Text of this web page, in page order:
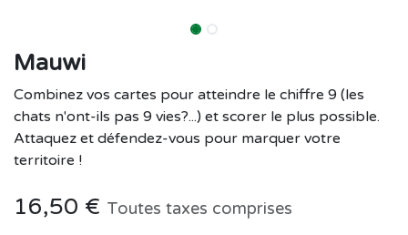
Mauwi
Combinez vos cartes pour atteindre le chiffre 9 (les
chats n'ont-ils pas 9 vies?...) et scorer le plus possible.
Attaquez et défendez-vous pour marquer votre
territoire !
16,50 € Toutes taxes comprises